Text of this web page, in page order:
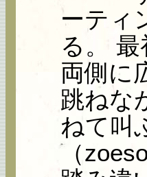
ーティ
る。
両側に
跳ねな
ねて叫
（